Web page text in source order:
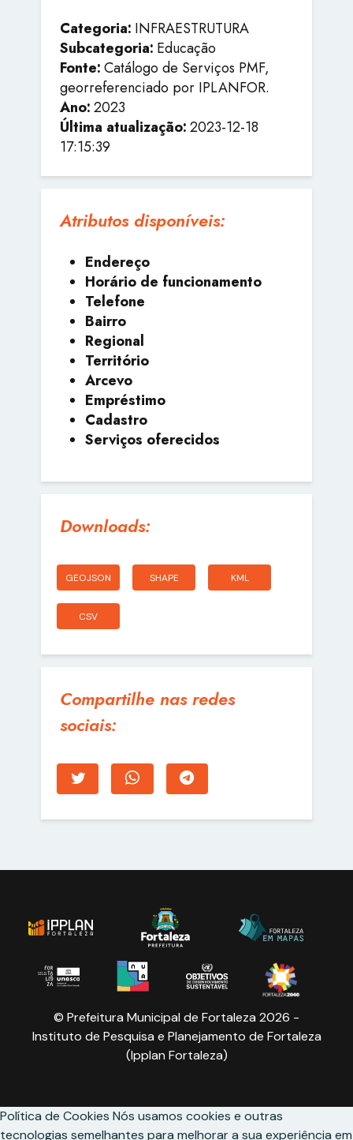
Categoria: INFRAESTRUTURA
Subcategoria: Educação
Fonte:Catálogo de Serviços PMF,
georreferenciado por IPLANFOR.
Ano:2023
Última atualização:2023-12-18
17:15:39
Atributos disponíveis:
Endereço
Horário de funcionamento
Telefone
Bairro
Regional
Território
Arcevo
Empréstimo
Cadastro
Serviços oferecidos
Downloads:
GEOJSON SHAPE KML
CSV
Compartilhe nas redes
sociais:
© Prefeitura Municipal de Fortaleza 2026 -
Instituto de Pesquisa e Planejamento de Fortaleza
(Ipplan Fortaleza)
Política de Cookies Nós usamos cookies e outras
tecnologias semelhantes para melhorar a sua experiência em